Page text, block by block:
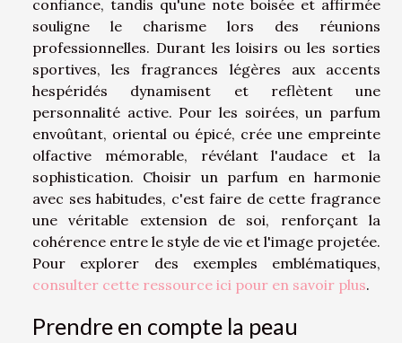
confiance, tandis qu'une note boisée et affirmée
souligne le charisme lors des réunions
professionnelles. Durant les loisirs ou les sorties
sportives, les fragrances légères aux accents
hespéridés dynamisent et reflètent une
personnalité active. Pour les soirées, un parfum
envoûtant, oriental ou épicé, crée une empreinte
olfactive mémorable, révélant l'audace et la
sophistication. Choisir un parfum en harmonie
avec ses habitudes, c'est faire de cette fragrance
une véritable extension de soi, renforçant la
cohérence entre le style de vie et l'image projetée.
Pour explorer des exemples emblématiques,
consulter cette ressource ici pour en savoir plus.
Prendre en compte la peau